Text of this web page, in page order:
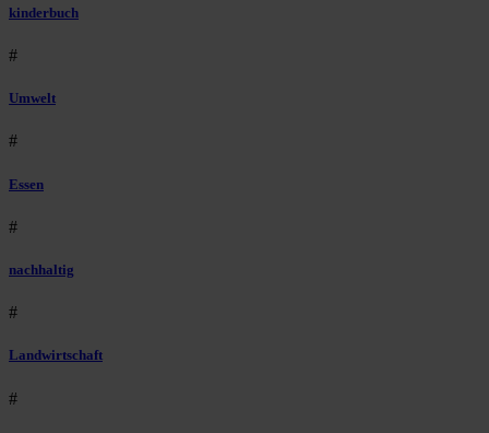
kinderbuch
#
Umwelt
#
Essen
#
nachhaltig
#
Landwirtschaft
#